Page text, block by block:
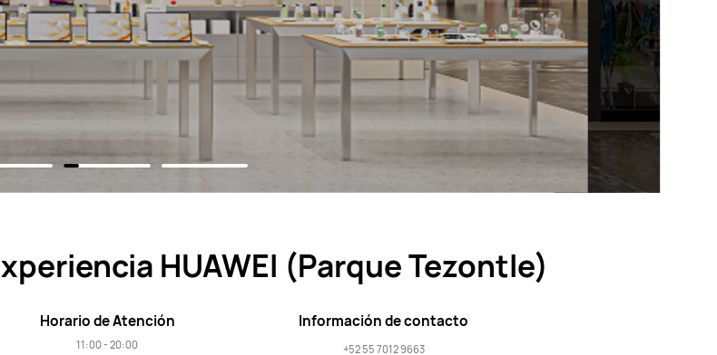
HUAWEI (Parque Tezontle)
Horario de Atención
11:00 - 20:00
Información de contacto
+52 55 7012 9663